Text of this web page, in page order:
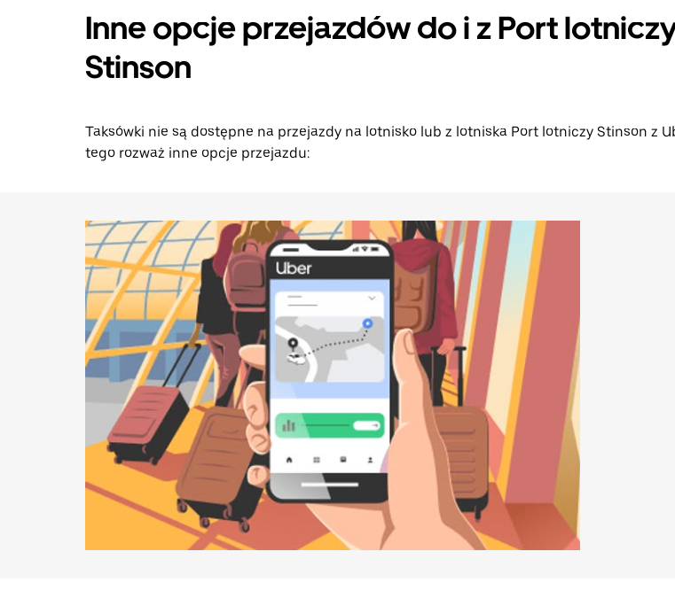
Inne opcje przejazdów do i z Port
Stinson
Taksówki nie są dostępne na przejazdy na lotnisko lub z lotniska Port lotniczy Stinson z
tego rozważ inne opcje przejazdu: